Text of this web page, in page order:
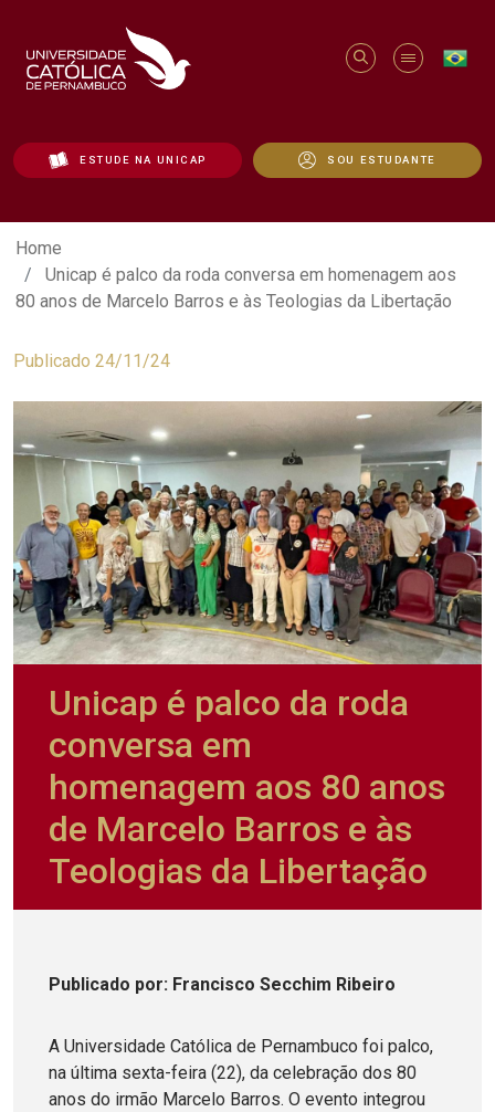
ESTUDE NA UNICAP SOU ESTUDANTE
Unicap é palco da roda conversa em
Home
Unicap é palco da roda conversa em homenagem aos
80 anos de Marcelo Barros e às Teologias da Libertação
Publicado 24/11/24
Unicap é palco da roda
conversa em
homenagem aos 80 anos
de Marcelo Barros e às
Teologias da Libertação
Publicado por: Francisco Secchim Ribeiro
A Universidade Católica de Pernambuco foi palco,
na última sexta-feira (22), da celebração dos 80
anos do irmão Marcelo Barros. O evento integrou